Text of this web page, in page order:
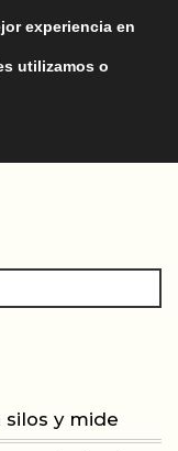
silos y mide
experiencia en
utilizamos o
de cookies RGPD